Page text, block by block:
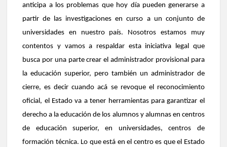
anticipa a los problemas que hoy día pueden generarse a
partir de las investigaciones en curso a un conjunto de
universidades en nuestro país. Nosotros estamos muy
contentos y vamos a respaldar esta iniciativa legal que
busca por una parte crear el administrador provisional para
la educación superior, pero también un administrador de
cierre, es decir cuando acá se revoque el reconocimiento
oficial, el Estado va a tener herramientas para garantizar el
derecho a la educación de los alumnos y alumnas en centros
de educación superior, en universidades, centros de
formación técnica. Lo que está en el centro es que el Estado